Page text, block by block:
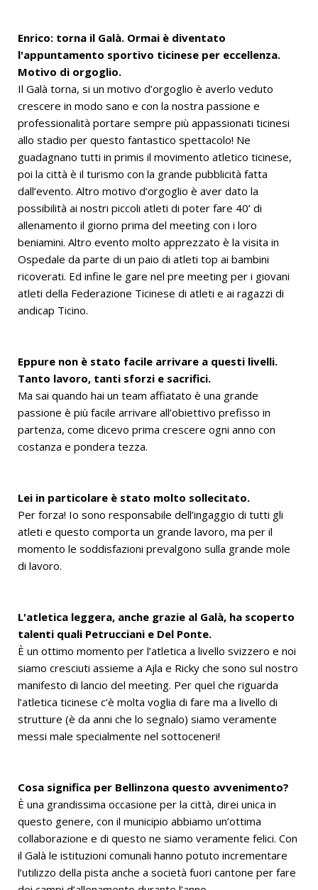
Enrico: torna il Galà. Ormai è diventato
l'appuntamento sportivo ticinese per eccellenza.
Motivo di orgoglio.
Il Galà torna, si un motivo d’orgoglio è averlo veduto
crescere in modo sano e con la nostra passione e
professionalità portare sempre più appassionati ticinesi
allo stadio per questo fantastico spettacolo! Ne
guadagnano tutti in primis il movimento atletico ticinese,
poi la città è il turismo con la grande pubblicità fatta
dall’evento. Altro motivo d’orgoglio è aver dato la
possibilità ai nostri piccoli atleti di poter fare 40’ di
allenamento il giorno prima del meeting con i loro
beniamini. Altro evento molto apprezzato è la visita in
Ospedale da parte di un paio di atleti top ai bambini
ricoverati. Ed infine le gare nel pre meeting per i giovani
atleti della Federazione Ticinese di atleti e ai ragazzi di
andicap Ticino.
Eppure non è stato facile arrivare a questi livelli.
Tanto lavoro, tanti sforzi e sacrifici.
Ma sai quando hai un team affiatato è una grande
passione è più facile arrivare all’obiettivo prefisso in
partenza, come dicevo prima crescere ogni anno con
costanza e pondera tezza.
Lei in particolare è stato molto sollecitato.
Per forza! Io sono responsabile dell’ingaggio di tutti gli
atleti e questo comporta un grande lavoro, ma per il
momento le soddisfazioni prevalgono sulla grande mole
di lavoro.
L'atletica leggera, anche grazie al Galà, ha scoperto
talenti quali Petrucciani e Del Ponte.
È un ottimo momento per l’atletica a livello svizzero e noi
siamo cresciuti assieme a Ajla e Ricky che sono sul nostro
manifesto di lancio del meeting. Per quel che riguarda
l’atletica ticinese c’è molta voglia di fare ma a livello di
strutture (è da anni che lo segnalo) siamo veramente
messi male specialmente nel sottoceneri!
Cosa significa per Bellinzona questo avvenimento?
È una grandissima occasione per la città, direi unica in
questo genere, con il municipio abbiamo un’ottima
collaborazione e di questo ne siamo veramente felici. Con
il Galà le istituzioni comunali hanno potuto incrementare
l’utilizzo della pista anche a società fuori cantone per fare